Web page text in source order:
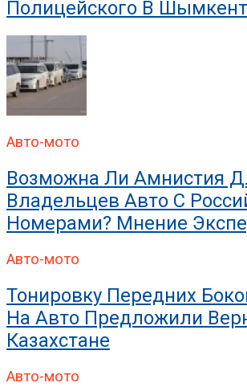
Полицейского В
Авто-мото
Возможна Ли Амнистия
Владельцев Авто С
Номерами? Мнение
Авто-мото
Тонировку Передних
На Авто Предложили
Казахстане
Авто-мото